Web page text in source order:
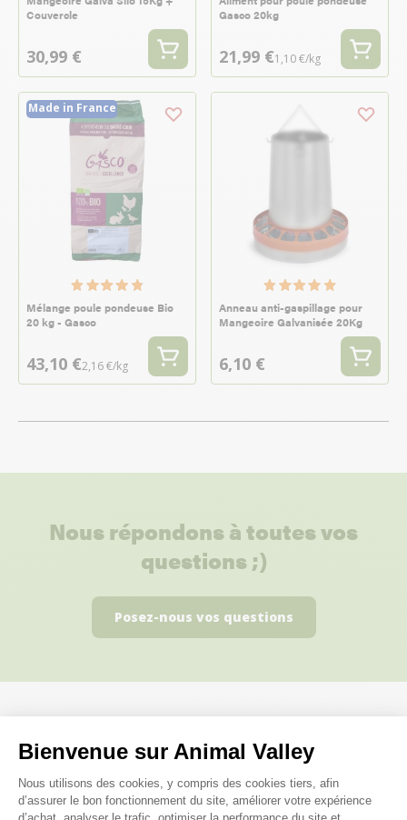
Bienvenue sur Animal Valley
Plateforme de Gestion du
Nous utilisons des cookies, y compris des cookies tiers, afin
d’assurer le bon fonctionnement du site, améliorer votre expérience
Couvercle
30,99 €
Gasco 20kg
21,99 €1,10 €/kg
Made in France
Mélange poule pondeuse Bio
20 kg - Gasco
43,10 €2,16 €/kg
Anneau anti-gaspillage pour
Mangeoire Galvanisée 20Kg
6,10 €
Nous répondons à toutes vos
questions ;)
Posez-nous vos questions
Ces produits peuvent vous
intéresser